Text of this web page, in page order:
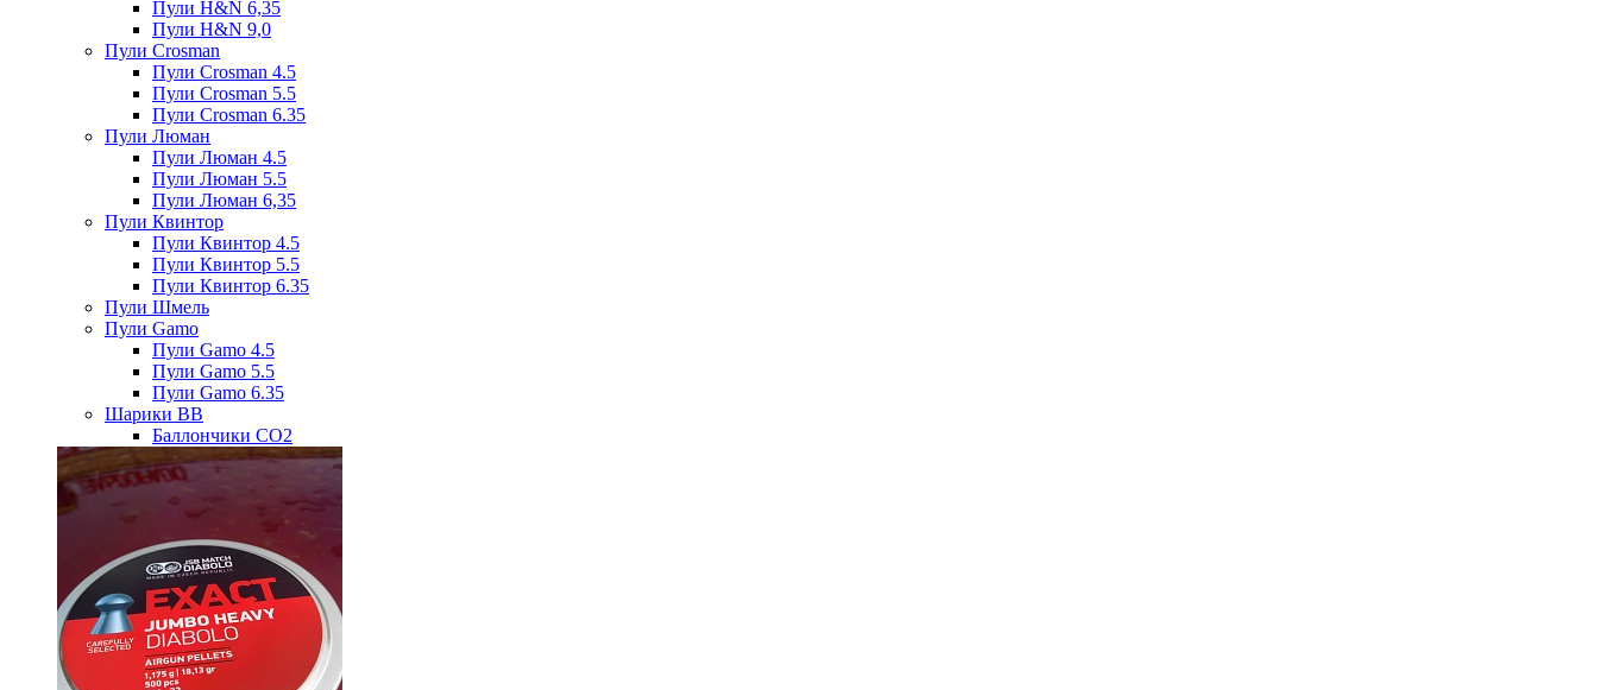
Пули H&N 6,35
Пули H&N 9,0
Пули Crosman
Пули Crosman 4.5
Пули Crosman 5.5
Пули Crosman 6.35
Пули Люман
Пули Люман 4.5
Пули Люман 5.5
Пули Люман 6,35
Пули Квинтор
Пули Квинтор 4.5
Пули Квинтор 5.5
Пули Квинтор 6.35
Пули Шмель
Пули Gamo
Пули Gamo 4.5
Пули Gamo 5.5
Пули Gamo 6.35
Шарики BB
Баллончики CO2